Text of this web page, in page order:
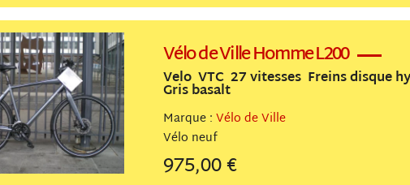
Vélo de Ville Homme L200
Velo VTC 27 vitesses Freins disque
Gris basalt
Marque :Vélo de Ville
Vélo neuf
975,00 €